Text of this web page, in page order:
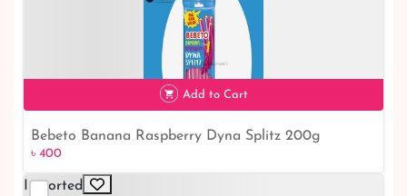
৳ 400
Add to Cart
Bebeto Banana Raspberry Dyna Splitz 200g
৳ 400
Imported